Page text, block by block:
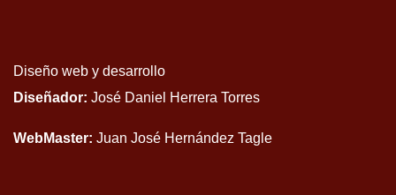
Diseño web y desarrollo
Diseñador: José Daniel Herrera Torres
WebMaster: Juan José Hernández Tagle